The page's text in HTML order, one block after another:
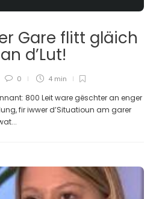
Gare flitt gläich
d’Lut!
0 4 min
800 Leit ware gëschter an enger
fir iwwer d’Situatioun am garer